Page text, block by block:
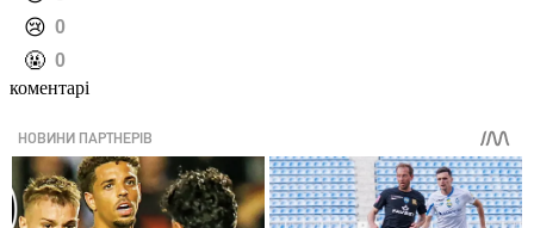
️😢 0
️🤬 0
коментарі